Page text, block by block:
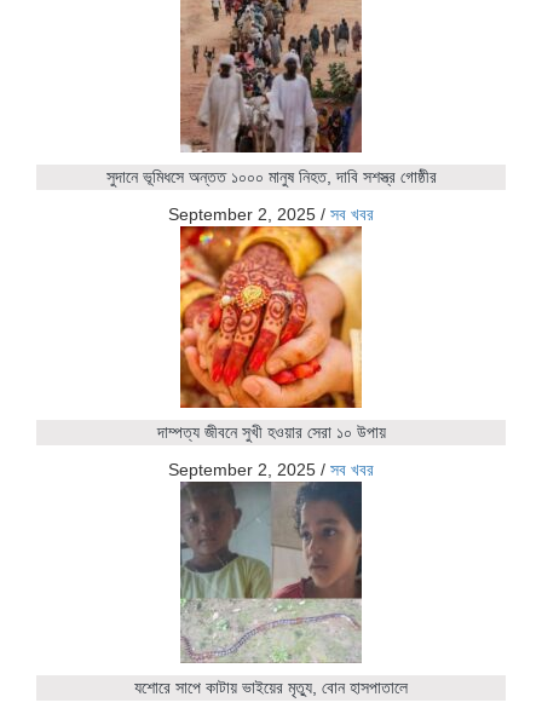
সুদানে ভূমিধসে অন্তত ১০০০ মানুষ নিহত, দাবি সশস্ত্র গোষ্ঠীর
September 2, 2025 / সব খবর
দাম্পত্য জীবনে সুখী হওয়ার সেরা ১০ উপায়
September 2, 2025 / সব খবর
যশোরে সাপে কাটায় ভাইয়ের মৃত্যু, বোন হাসপাতালে